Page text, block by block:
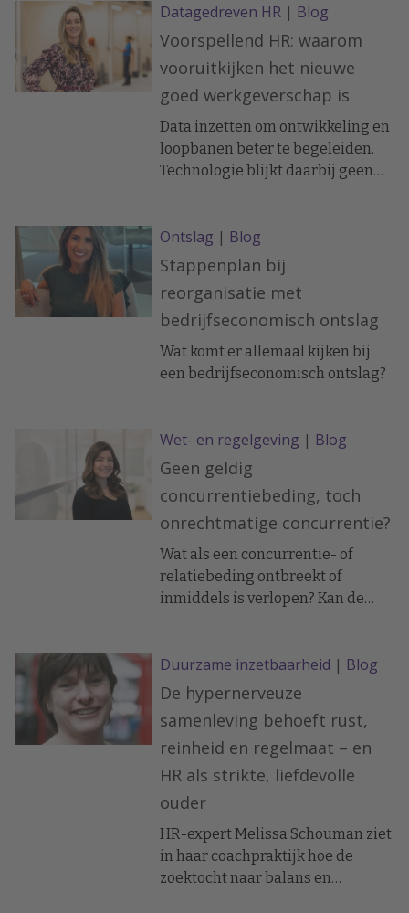
Datagedreven HR | Blog
Voorspellend HR: waarom
vooruitkijken het nieuwe
goed werkgeverschap is
Data inzetten om ontwikkeling en
loopbanen beter te begeleiden.
Technologie blijkt daarbij geen
Ellen Vermeer, directeur HR bij
Hoppenbrouwers
Ontslag | Blog
Stappenplan bij
reorganisatie met
bedrijfseconomisch ontslag
Wat komt er allemaal kijken bij
een bedrijfseconomisch ontslag?
Wet- en regelgeving | Blog
Geen geldig
concurrentiebeding, toch
onrechtmatige concurrentie?
Wat als een concurrentie- of
relatiebeding ontbreekt of
inmiddels is verlopen? Kan de
concurrerende activiteiten van de
voormalige werknemer(s)?
Duurzame inzetbaarheid | Blog
De hypernerveuze
samenleving behoeft rust,
reinheid en regelmaat – en
HR als strikte, liefdevolle
ouder
HR-expert Melissa Schouman ziet
in haar coachpraktijk hoe de
zoektocht naar balans en